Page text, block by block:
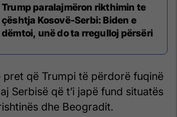
Trump paralajmëron rikthimin te
çështja Kosovë-Serbi: Biden e
dëmtoi, unë do ta rregulloj përsëri
pret që Trumpi të përdorë fuqinë
Serbisë që t’i japë fund situatës
dhe Beogradit.